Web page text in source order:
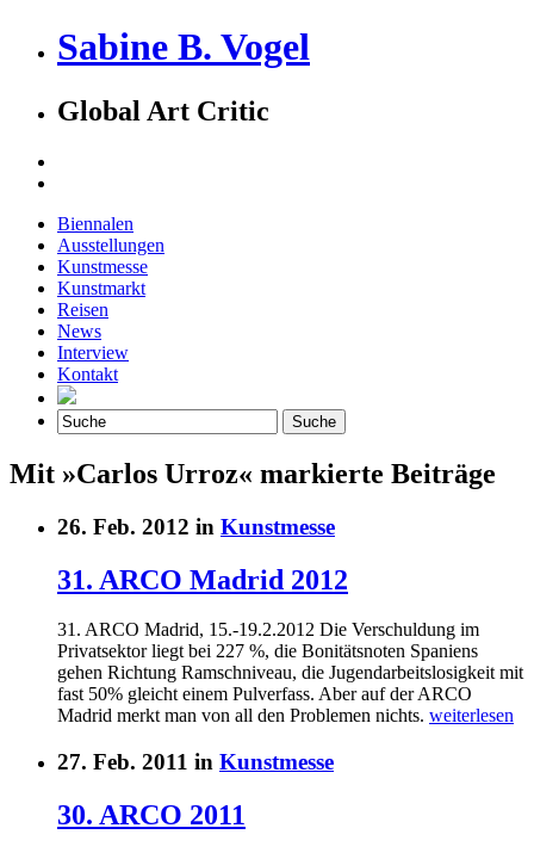
Sabine B. Vogel
Global Art Critic
Biennalen
Ausstellungen
Kunstmesse
Kunstmarkt
Reisen
News
Interview
Kontakt
Mit »Carlos Urroz« markierte Beiträge
26. Feb. 2012 in Kunstmesse
31. ARCO Madrid 2012
31. ARCO Madrid, 15.-19.2.2012 Die Verschuldung im
Privatsektor liegt bei 227 %, die Bonitätsnoten Spaniens
gehen Richtung Ramschniveau, die Jugendarbeitslosigkeit mit
fast 50% gleicht einem Pulverfass. Aber auf der ARCO
Madrid merkt man von all den Problemen nichts. weiterlesen
27. Feb. 2011 in Kunstmesse
30. ARCO 2011